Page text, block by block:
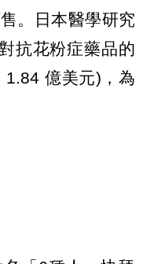
。日本醫學研究
抗花粉症藥品的
億美元)，為